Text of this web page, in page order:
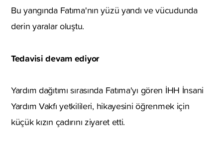
Bu yangında Fatıma'nın yüzü yandı ve vücudunda
derin yaralar oluştu.
Tedavisi devam ediyor
Yardım dağıtımı sırasında Fatıma'yı gören İHH İnsani
Yardım Vakfı yetkilileri, hikayesini öğrenmek için
küçük kızın çadırını ziyaret etti.